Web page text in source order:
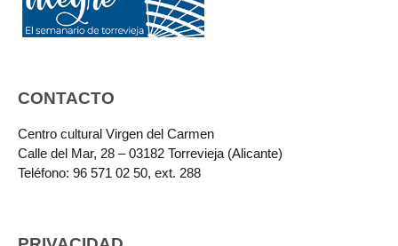
CONTACTO
Centro cultural Virgen del Carmen
Calle del Mar, 28 – 03182 Torrevieja (Alicante)
Teléfono: 96 571 02 50, ext. 288